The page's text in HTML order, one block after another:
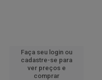
Faça seu login ou
cadastre-se para
ver preços e
comprar